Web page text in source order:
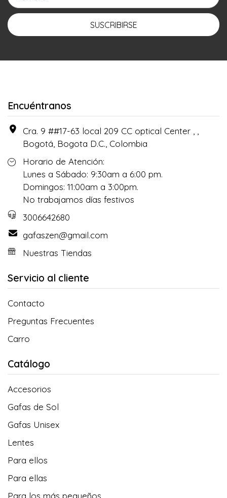
SUSCRIBIRSE
Encuéntranos
Cra. 9 ##17-63 local 209 CC optical Center , ,
Bogotá, Bogota D.C., Colombia
Horario de Atención:
Lunes a Sábado: 9:30am a 6:00 pm.
Domingos: 11:00am a 3:00pm.
No trabajamos días festivos
3006642680
gafaszen@gmail.com
Nuestras Tiendas
Servicio al cliente
Contacto
Preguntas Frecuentes
Carro
Catálogo
Accesorios
Gafas de Sol
Gafas Unisex
Lentes
Para ellos
Para ellas
Para los más pequeños